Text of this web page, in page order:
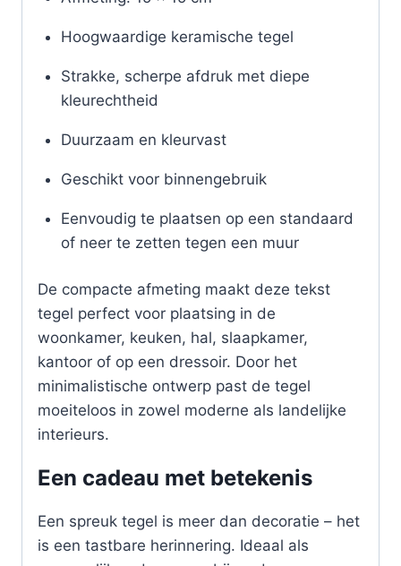
Hoogwaardige keramische tegel
Strakke, scherpe afdruk met diepe
kleurechtheid
Duurzaam en kleurvast
Geschikt voor binnengebruik
Eenvoudig te plaatsen op een standaard
of neer te zetten tegen een muur
De compacte afmeting maakt deze tekst
tegel perfect voor plaatsing in de
woonkamer, keuken, hal, slaapkamer,
kantoor of op een dressoir. Door het
minimalistische ontwerp past de tegel
moeiteloos in zowel moderne als landelijke
interieurs.
Een cadeau met betekenis
Een spreuk tegel is meer dan decoratie – het
is een tastbare herinnering. Ideaal als